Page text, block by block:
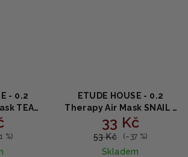
- 0.2
TEA
a čisticí
s
ml
%)
ETUDE HOUSE - 0.2
Therapy Air Mask SNAIL -
Omlazující látková
maska s mucinem 20ml
33 Kč
53 Kč (–37 %)
Skladem